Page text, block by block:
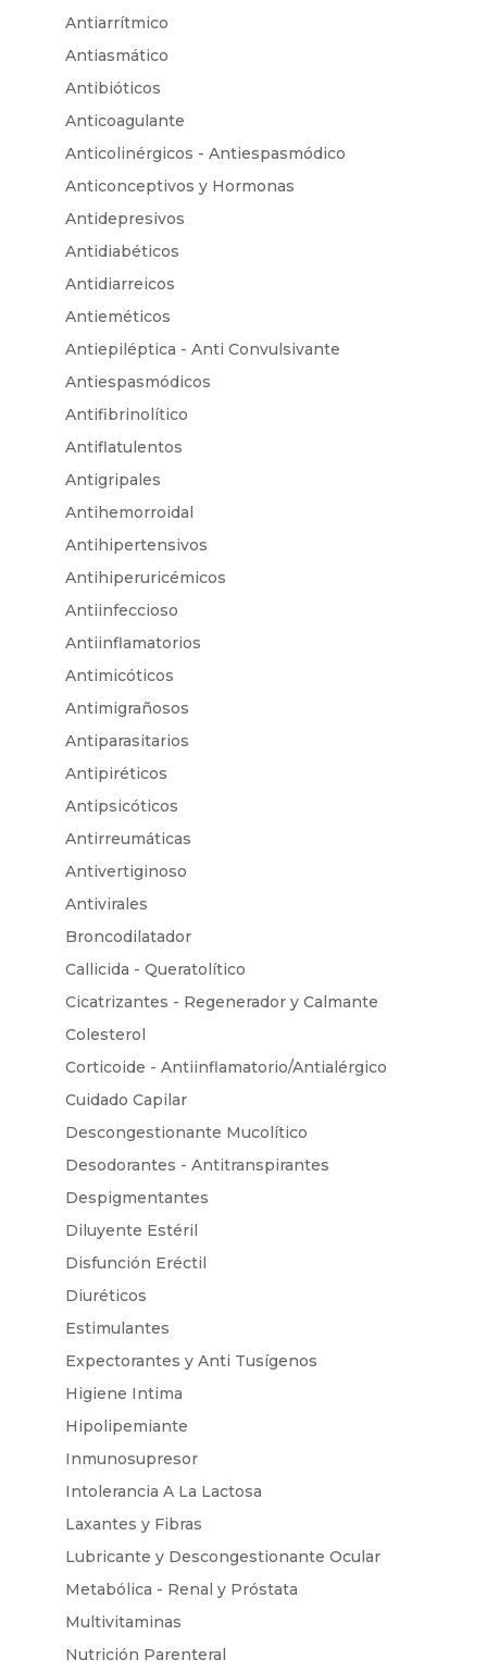
Antiarrítmico
Antiasmático
Antibióticos
Anticoagulante
Anticolinérgicos - Antiespasmódico
Anticonceptivos y Hormonas
Antidepresivos
Antidiabéticos
Antidiarreicos
Antieméticos
Antiepiléptica - Anti Convulsivante
Antiespasmódicos
Antifibrinolítico
Antiflatulentos
Antigripales
Antihemorroidal
Antihipertensivos
Antihiperuricémicos
Antiinfeccioso
Antiinflamatorios
Antimicóticos
Antimigrañosos
Antiparasitarios
Antipiréticos
Antipsicóticos
Antirreumáticas
Antivertiginoso
Antivirales
Broncodilatador
Callicida - Queratolítico
Cicatrizantes - Regenerador y Calmante
Colesterol
Corticoide - Antiinflamatorio/Antialérgico
Cuidado Capilar
Descongestionante Mucolítico
Desodorantes - Antitranspirantes
Despigmentantes
Diluyente Estéril
Disfunción Eréctil
Diuréticos
Estimulantes
Expectorantes y Anti Tusígenos
Higiene Intima
Hipolipemiante
Inmunosupresor
Intolerancia A La Lactosa
Laxantes y Fibras
Lubricante y Descongestionante Ocular
Metabólica - Renal y Próstata
Multivitaminas
Nutrición Parenteral